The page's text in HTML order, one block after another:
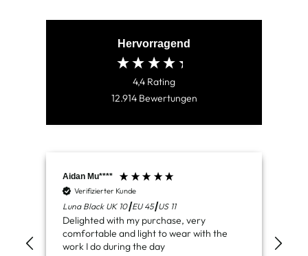
Hervorragend
4,4 Rating
12.914 Bewertungen
Aidan Mu****
Verifizierter Kunde
Luna Black UK 10┃EU 45┃US 11
Delighted with my purchase, very
comfortable and light to wear with the
work I do during the day